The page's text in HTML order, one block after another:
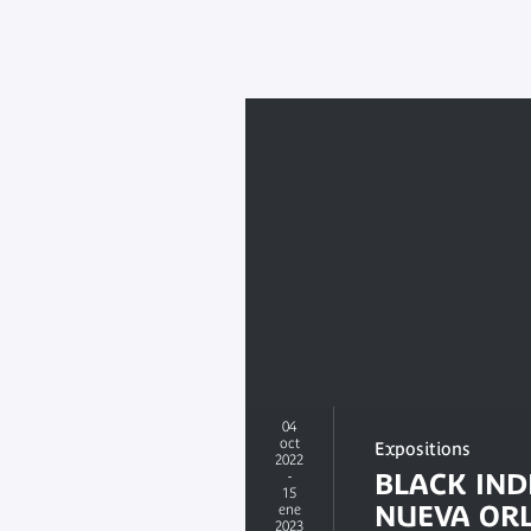
04
oct
2022
-
15
ene
2023
Expositions
BLACK
NUEVA